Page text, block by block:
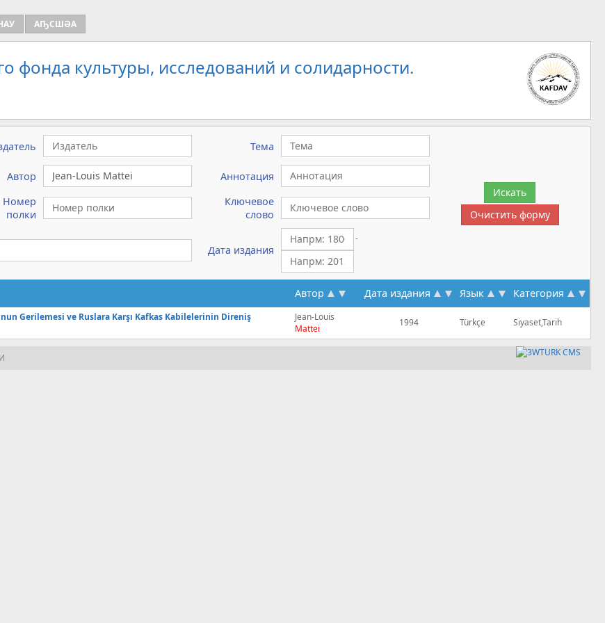
АҦСШӘА
фонда культуры, исследований и солидарности.
Тема
Автор Аннотация
Номер
полки
Ключевое
слово
Дата издания
-
Автор Дата издания Язык Категория
Gerilemesi ve Ruslara Karşı Kafkas Kabilelerinin Direniş
Jean-Louis
Mattei
1994 Türkçe Siyaset,Tarih